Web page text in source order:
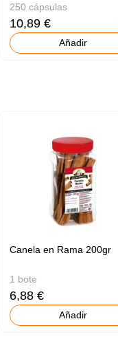
250 cápsulas
10,89 €
Añadir
Canela en Rama 200gr
1 bote
6,88 €
Añadir